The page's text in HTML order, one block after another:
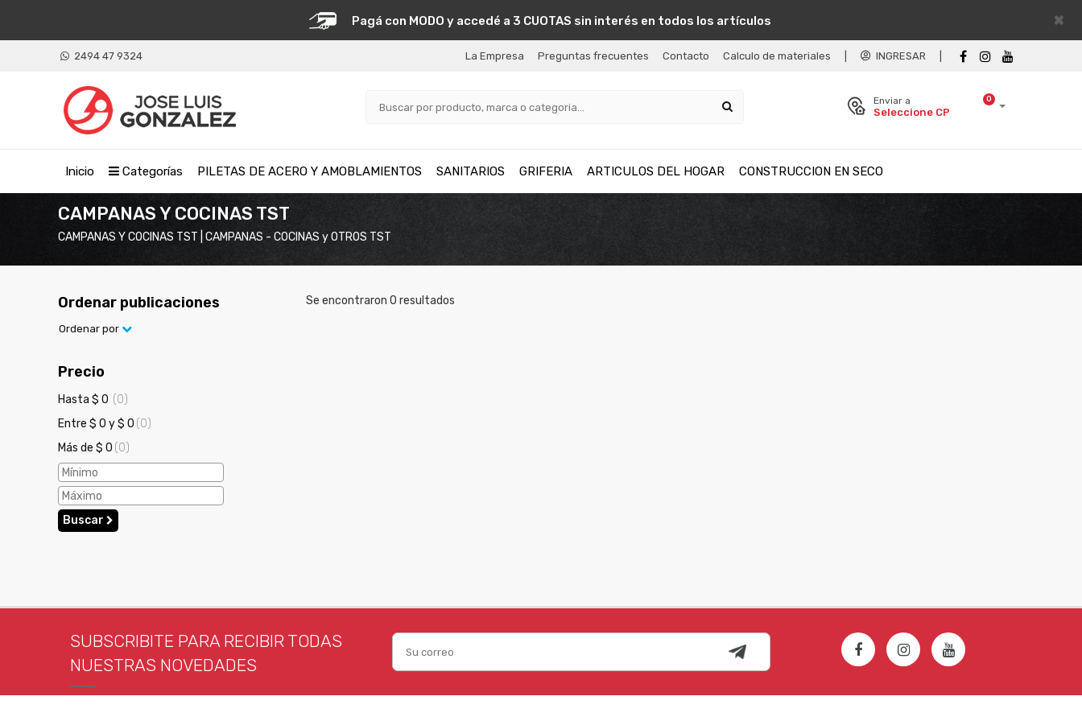
×
Pagá con MODO y accedé a 3 CUOTAS sin interés en todos los artículos
2494 47 9324 La Empresa Preguntas frecuentes Contacto Calculo de materiales INGRESAR
0
Enviar a
Seleccione CP
Inicio Categorías PILETAS DE ACERO Y AMOBLAMIENTOS SANITARIOS GRIFERIA ARTICULOS DEL HOGAR CONSTRUCCION EN SECO
CAMPANAS Y COCINAS TST
CAMPANAS Y COCINAS TST | CAMPANAS - COCINAS y OTROS TST
Ordenar publicaciones
Ordenar por
Precio
Hasta $ 0 (0)
Entre $ 0 y $ 0 (0)
Más de $ 0 (0)
Buscar
Se encontraron 0 resultados
SUBSCRIBITE PARA RECIBIR TODAS
NUESTRAS NOVEDADES